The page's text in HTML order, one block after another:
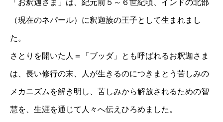
「お釈迦さま」は、紀元前５～６世紀頃、インドの北部
（現在のネパール）に釈迦族の王子として生まれまし
た。
さとりを開いた人＝「ブッダ」とも呼ばれるお釈迦さま
は、長い修行の末、人が生きるのにつきまとう苦しみの
メカニズムを解き明し、苦しみから解放されるための智
慧を、生涯を通じて人々へ伝えひろめました。